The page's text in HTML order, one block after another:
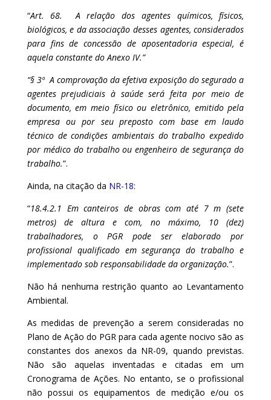
“Art. 68. A relação dos agentes químicos, físicos,
biológicos, e da associação desses agentes, considerados
para fins de concessão de aposentadoria especial, é
aquela constante do Anexo IV.”
“§ 3º A comprovação da efetiva exposição do segurado a
agentes prejudiciais à saúde será feita por meio de
documento, em meio físico ou eletrônico, emitido pela
empresa ou por seu preposto com base em laudo
técnico de condições ambientais do trabalho expedido
por médico do trabalho ou engenheiro de segurança do
trabalho.”.
Ainda, na citação da NR-18:
“18.4.2.1 Em canteiros de obras com até 7 m (sete
metros) de altura e com, no máximo, 10 (dez)
trabalhadores, o PGR pode ser elaborado por
profissional qualificado em segurança do trabalho e
implementado sob responsabilidade da organização.”.
Não há nenhuma restrição quanto ao Levantamento
Ambiental.
As medidas de prevenção a serem consideradas no
Plano de Ação do PGR para cada agente nocivo são as
constantes dos anexos da NR-09, quando previstas.
Não são aquelas inventadas e citadas em um
Cronograma de Ações. No entanto, se o profissional
não possui os equipamentos de medição e/ou os